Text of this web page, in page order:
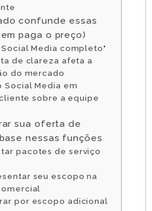
confunde essas
paga o preço)
Media completo"
de clareza afeta a
do mercado
Social Media em
sobre a equipe
sua oferta de
nessas funções
pacotes de serviço
seu escopo na
por escopo adicional